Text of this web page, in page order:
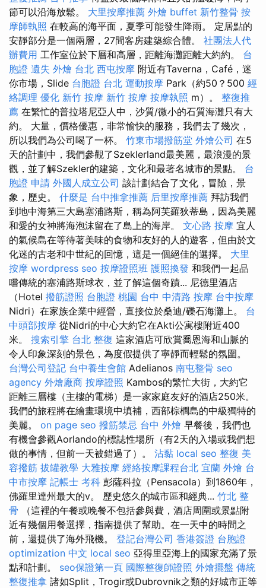
節可以沿海放鬆。 大里按摩推薦 外燴 buffet 新竹整骨 按
摩師執照 在較高的海平面，夏季可能發生降雨。 定居點的
安靜部分是一個兩層，27間客房建築綜合體。 社團法人代
辦費用 工作室位於下層和高層，距離海灘距離大約約。 台
胞證 遺失 外燴 台北 西屯按摩 附近有Taverna，Café，迷
你市場，Slide 台胞證 台北 運動按摩 Park（約50？500 經
絡調理 優化 新竹 按摩 新竹 按摩 按摩執照 m）。 整復推
薦 在繁忙的普拉塔尼亞人中，沙質/微小的石質海灘只有大
約。 大量，價格優惠，非常愉快的服務，我們去了幾次，
所以我們為公司喝了一杯。 竹東市場撥筋堂 外燴公司 在5
天的計劃中，我們參觀了Szeklerland最美麗，最浪漫的景
觀，並了解Szekler的建築，文化和最著名城市的景點。 台
胞證 申請 外國人成立公司 該計劃結合了文化，冒險，景
象，歷史。 什麼是 台中推拿推薦 后里按摩推薦 拜訪我們
到地中海第三大島塞浦路斯，稱為阿芙羅狄蒂島，因為美麗
和愛的女神將海泡沫留在了島上的海岸。 文心路 按摩 宜人
的氣候島在等待著美味的食物和友好的人的遊客，但由於文
化迷的古老和中世紀的回憶，這是一個絕佳的選擇。 大里
按摩 wordpress seo 按摩證照班 護照換發 和我們一起品
嚐傳統的塞浦路斯球衣，並了解這個奇蹟... 尼德里酒店
（Hotel 撥筋證照 台胞證 桃園 台中 中清路 按摩 台中按摩
Nidri）在家族企業中經營，直接位於桑迪/礫石海灘上。 台
中頭部按摩 從Nidri的中心大約它在Akti公寓樓附近400
米。 搜索引擎 台北 整復 這家酒店可欣賞喬恩海和山脈的
令人印象深刻的景色，為度假提供了寧靜而輕鬆的氛圍。
台灣公司登記 台中養生會館 Adelianos 南屯整骨 seo
agency 外燴廠商 按摩證照 Kambos的繁忙大街，大約它
距離三層樓（主樓的電梯）是一家家庭友好的酒店250米。
我們的旅程將在繪畫環境中填補，西部棕櫚島的中級獨特的
美麗。 on page seo 撥筋禁忌 台中 外燴 早餐後，我們也
有機會參觀Aorlando的標誌性場所（有2天的入場或我們想
做的事情，但前一天被錯過了）。 沾黏 local seo 整復 美
容撥筋 拔罐教學 大雅按摩 經絡按摩課程台北 宜蘭 外燴 台
中市按摩 記帳士 考科 彭薩科拉（Pensacola）到1860年，
佛羅里達州最大的v。 歷史悠久的城市區和經典... 竹北 整
骨 （這裡的午餐或晚餐不包括參與費，酒店周圍或景點附
近有幾個用餐選擇，指南提供了幫助。在一天中的時間之
前，還提供了海外飛機。 登記台灣公司 香港簽證 台胞證
optimization 中文 local seo 亞得里亞海上的國家充滿了景
點和計劃。 seo保證第一頁 國際整復師證照 外燴擺盤 傳統
整復推拿 諸如Split，Trogir或Dubrovnik之類的好城市正等